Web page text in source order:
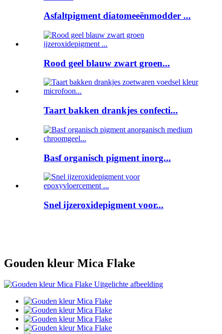
Asfaltpigment diatomeeënmodder ...
Rood geel blauw zwart groen...
Taart bakken drankjes confecti...
Basf organisch pigment inorg...
Snel ijzeroxidepigment voor...
Gouden kleur Mica Flake